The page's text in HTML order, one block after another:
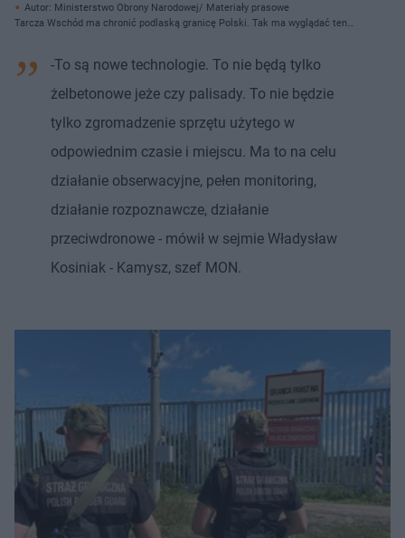
Autor: Ministerstwo Obrony Narodowej/ Materiały prasowe
Tarcza Wschód ma chronić podlaską granicę Polski. Tak ma wyglądać ten
-To są nowe technologie. To nie będą tylko
żelbetonowe jeże czy palisady. To nie będzie
tylko zgromadzenie sprzętu użytego w
odpowiednim czasie i miejscu. Ma to na celu
działanie obserwacyjne, pełen monitoring,
działanie rozpoznawcze, działanie
przeciwdronowe - mówił w sejmie Władysław
Kosiniak - Kamysz, szef MON.